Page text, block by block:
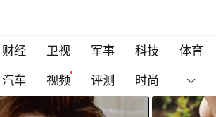
财经 卫视 军事 科技
体育
汽车 视频 评测 时尚